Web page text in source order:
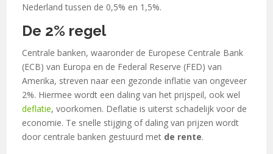
Nederland tussen de 0,5% en 1,5%.
De 2% regel
Centrale banken, waaronder de Europese Centrale Bank
(ECB) van Europa en de Federal Reserve (FED) van
Amerika, streven naar een gezonde inflatie van ongeveer
2%. Hiermee wordt een daling van het prijspeil, ook wel
deflatie, voorkomen. Deflatie is uiterst schadelijk voor de
economie. Te snelle stijging of daling van prijzen wordt
door centrale banken gestuurd met de rente.